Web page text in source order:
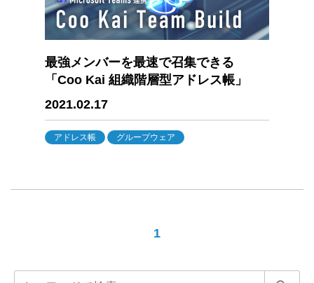
最強メンバーを最速で召集できる
「Coo Kai 組織階層型アドレス帳」
2021.02.17
アドレス帳 グループウェア
1